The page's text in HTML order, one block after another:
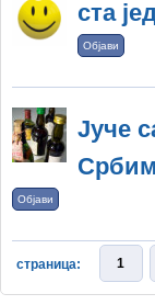
ста
Објави
Јуче
Објави
страница: 1